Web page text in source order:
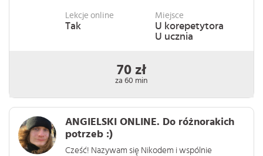
Lekcje online
Tak
Miejsce
U korepetytora
U ucznia
70 zł
za 60 min
ANGIELSKI ONLINE. Do różnorakich
potrzeb :)
Cześć! Nazywam się Nikodem i wspólnie